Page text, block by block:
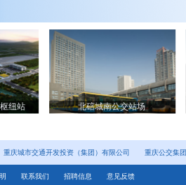
纽站 北碚城南公交站场
重庆城市交通开发投资（集团）有限公司 重庆公交集团
联系我们 招聘信息 意见反馈